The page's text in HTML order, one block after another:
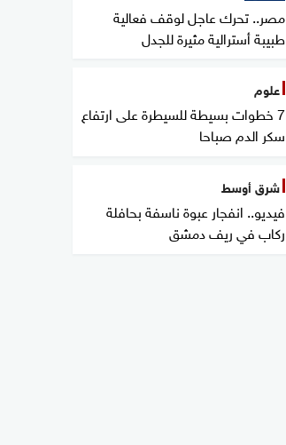
مصر.. تحرك عاجل لوقف فعالية
طبيبة أسترالية مثيرة للجدل
علوم
7 خطوات بسيطة للسيطرة على ارتفاع
سكر الدم صباحا
شرق أوسط
فيديو.. انفجار عبوة ناسفة بحافلة
ركاب في ريف دمشق